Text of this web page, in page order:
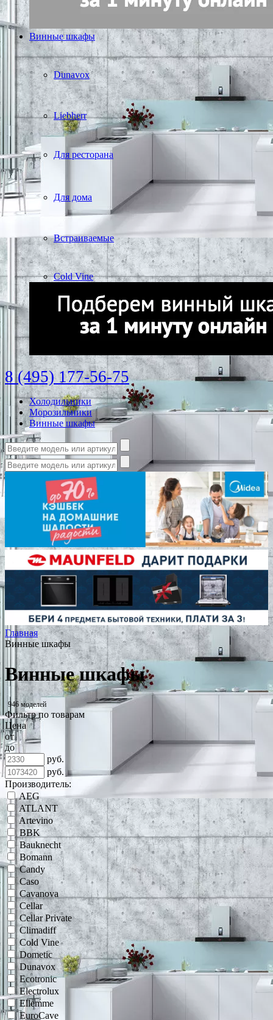
Винные шкафы
Dunavox
Liebherr
Для ресторана
Для дома
Встраиваемые
Cold Vine
8 (495) 177-56-75
Холодильники
Морозильники
Винные шкафы
Главная
Винные шкафы
Винные шкафы
946 моделей
Фильтр по товарам
Цена
от
до
руб.
руб.
Производитель:
AEG
ATLANT
Artevino
BBK
Bauknecht
Bomann
Candy
Caso
Cavanova
Cellar
Cellar Private
Climadiff
Cold Vine
Dometic
Dunavox
Ecotronic
Electrolux
Ellemme
EuroCave